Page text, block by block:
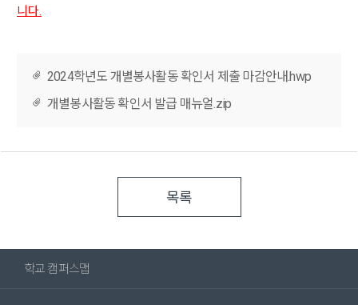
니다.
2024학년도 개별봉사활동 확인서 제출 마감안내.hwp
개별봉사활동 확인서 발급 매뉴얼.zip
목록
학교 캠퍼스맵